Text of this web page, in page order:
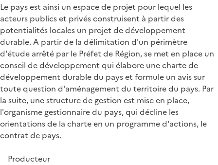
Le pays est ainsi un espace de projet pour lequel les
acteurs publics et privés construisent à partir des
potentialités locales un projet de développement
durable. A partir de la délimitation d'un périmètre
d'étude arrêté par le Préfet de Région, se met en place un
conseil de développement qui élabore une charte de
développement durable du pays et formule un avis sur
toute question d'aménagement du territoire du pays. Par
la suite, une structure de gestion est mise en place,
l'organisme gestionnaire du pays, qui décline les
orientations de la charte en un programme d'actions, le
contrat de pays.
Producteur